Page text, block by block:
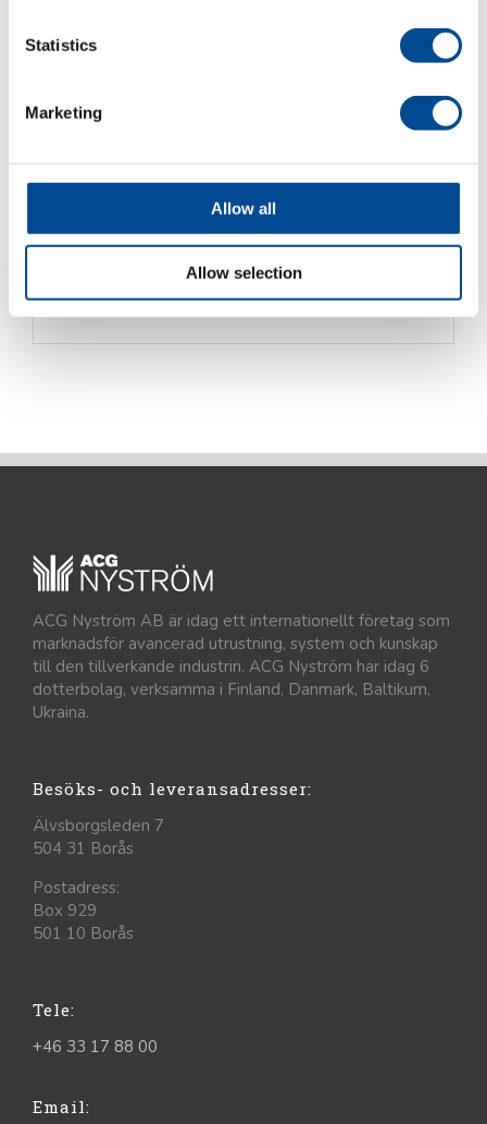
Statistics
Marketing
Allow all
Allow selection
trådklipp
automatisk fram- och back
sömnadshastighet max. 2700 stygn/min
– bord
– direct drive (inbyggd motor) med panel
ACG Nyström AB är idag ett internationellt företag som
marknadsför avancerad utrustning, system och kunskap
till den tillverkande industrin. ACG Nyström har idag 6
dotterbolag, verksamma i Finland, Danmark, Baltikum,
Ukraina.
Besöks- och leveransadresser:
Älvsborgsleden 7
504 31 Borås
Postadress:
Box 929
501 10 Borås
Tele:
+46 33 17 88 00
Email: